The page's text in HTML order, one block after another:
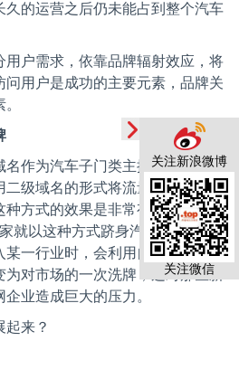
关注新浪微博
关注微信
久的运营之后仍未能占到整个汽车
用户需求，依靠品牌辐射效应，将
用户是成功的主要元素，品牌关
名作为汽车子门类主推品牌，借助
二级域名的形式将流量引导到子品
种方式的效果是非常有效的，在汽
家就以这种方式跻身汽车网站排行
某一行业时，会利用自身的优势资
对市场的一次洗牌，这对那些新
业造成巨大的压力。
起来？